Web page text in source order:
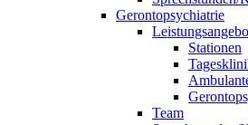
Gerontopsychiatrie
Stationen
Team